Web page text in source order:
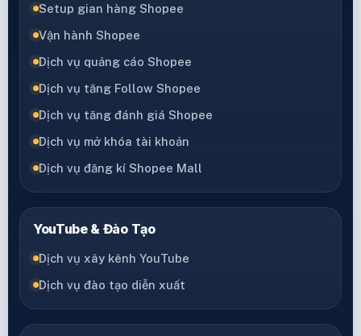
Setup gian hàng Shopee
Vận hành Shopee
Dịch vụ quảng cáo Shopee
Dịch vụ tăng Follow Shopee
Dịch vụ tăng đánh giá Shopee
Dịch vụ mở khóa tài khoản
Dịch vụ đăng kí Shopee Mall
YouTube & Đào Tạo
Dịch vụ xây kênh YouTube
Dịch vụ đào tạo diễn xuất